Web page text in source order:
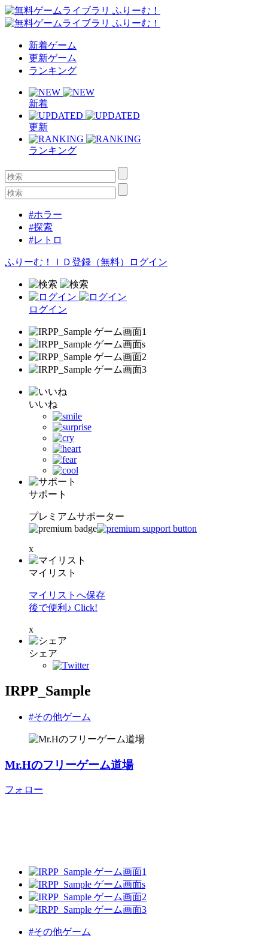
新着ゲーム
更新ゲーム
ランキング
新着
更新
ランキング
#ホラー
#探索
#レトロ
ふりーむ！ＩＤ登録（無料） ログイン
ログイン
いいね
サポート
プレミアムサポーター
x
マイリスト
マイリストへ保存
後で便利♪ Click!
x
シェア
IRPP_Sample
#その他ゲーム
Mr.Hのフリーゲーム道場
フォロー
#その他ゲーム